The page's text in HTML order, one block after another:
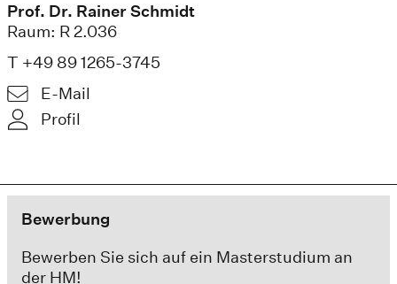
Prof. Dr. Rainer Schmidt
Raum: R 2.036
T +49 89 1265-3745
E-Mail
Profil
Bewerbung
Bewerben Sie sich auf ein Masterstudium an
der HM!